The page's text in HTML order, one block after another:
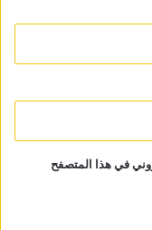
في هذا المتصفح